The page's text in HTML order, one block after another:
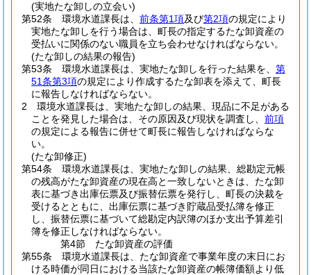
(実地たな卸しの立会い)
第52条
環境水道課長は、 前条第1項及び第2項の規定により
実地たな卸しを行う場合は、町長の指定するたな卸資産の
受払いに関係のない職員を立ち会わせなければならない。
(たな卸しの結果の報告)
第53条
環境水道課長は、実地たな卸しを行った結果を、 第
51条第3項の規定により作成するたな卸表を添えて、町長
に報告しなければならない。
2
環境水道課長は、実地たな卸しの結果、現品に不足がある
ことを発見した場合は、その原因及び現状を調査し、 前項
の規定による報告に併せて町長に報告しなければならな
い。
(たな卸修正)
第54条
環境水道課長は、実地たな卸しの結果、総勘定元帳
の残高がたな卸資産の現在高と一致しないときは、たな卸
表に基づき出庫伝票及び振替伝票を発行し、町長の決裁を
受けるとともに、出庫伝票に基づき貯蔵品受払簿を修正
し、振替伝票に基づいて総勘定内訳簿のほか支出予算差引
簿を修正しなければならない。
第4節
たな卸資産の評価
第55条
環境水道課長は、たな卸資産で事業年度の末日にお
ける時価が同日における当該たな卸資産の帳簿価額より低